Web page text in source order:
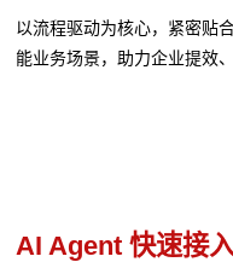
以流程驱动为核心，紧密贴
能业务场景，助力企业提效
业务流程管理